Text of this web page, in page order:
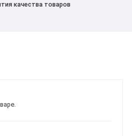
качества товаров